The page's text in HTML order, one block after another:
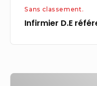
Sans classement.
Infirmier D.E